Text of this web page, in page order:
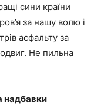
сини країни
за нашу волю і
асфальту за
Не пильна
надбавки